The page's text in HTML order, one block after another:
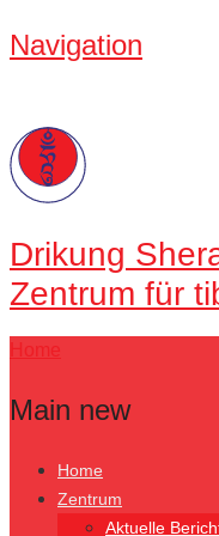
Navigation
Drikung
Zentrum für
Home
Main new
Home
Zentrum
Aktuelle